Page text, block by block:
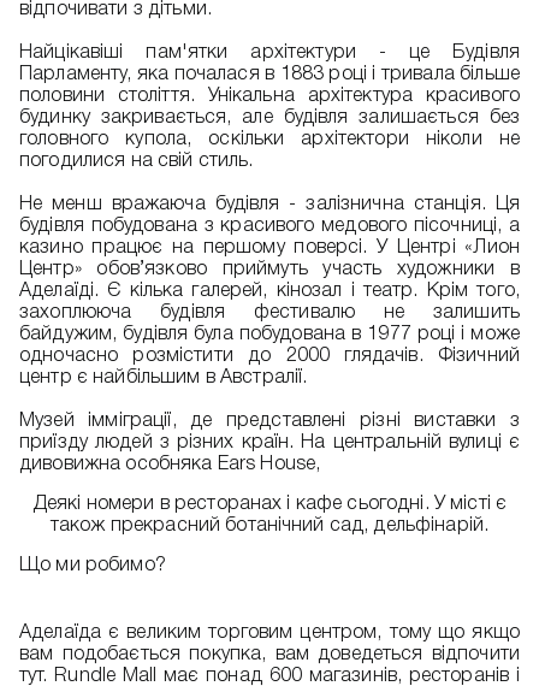
відпочивати з дітьми.
Найцікавіші пам'ятки архітектури - це Будівля
Парламенту, яка почалася в 1883 році і тривала більше
половини століття. Унікальна архітектура красивого
будинку закривається, але будівля залишається без
головного купола, оскільки архітектори ніколи не
погодилися на свій стиль.
Не менш вражаюча будівля - залізнична станція. Ця
будівля побудована з красивого медового пісочниці, а
казино працює на першому поверсі. У Центрі «Лион
Центр» обов’язково приймуть участь художники в
Аделаїді. Є кілька галерей, кінозал і театр. Крім того,
захоплююча будівля фестивалю не залишить
байдужим, будівля була побудована в 1977 році і може
одночасно розмістити до 2000 глядачів. Фізичний
центр є найбільшим в Австралії.
Музей імміграції, де представлені різні виставки з
приїзду людей з різних країн. На центральній вулиці є
дивовижна особняка Ears House,
Деякі номери в ресторанах і кафе сьогодні. У місті є
також прекрасний ботанічний сад, дельфінарій.
Що ми робимо?
Аделаїда є великим торговим центром, тому що якщо
вам подобається покупка, вам доведеться відпочити
тут. Rundle Mall має понад 600 магазинів, ресторанів і